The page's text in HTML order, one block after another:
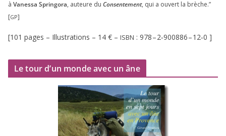
à Vanessa Springora, auteure du Consentement, qui a ouvert la brèche.”
[GP]
[101 pages – Illustrations – 14 € – ISBN : 978–2‑900886–12‑0 ]
Le tour d’un monde avec un âne